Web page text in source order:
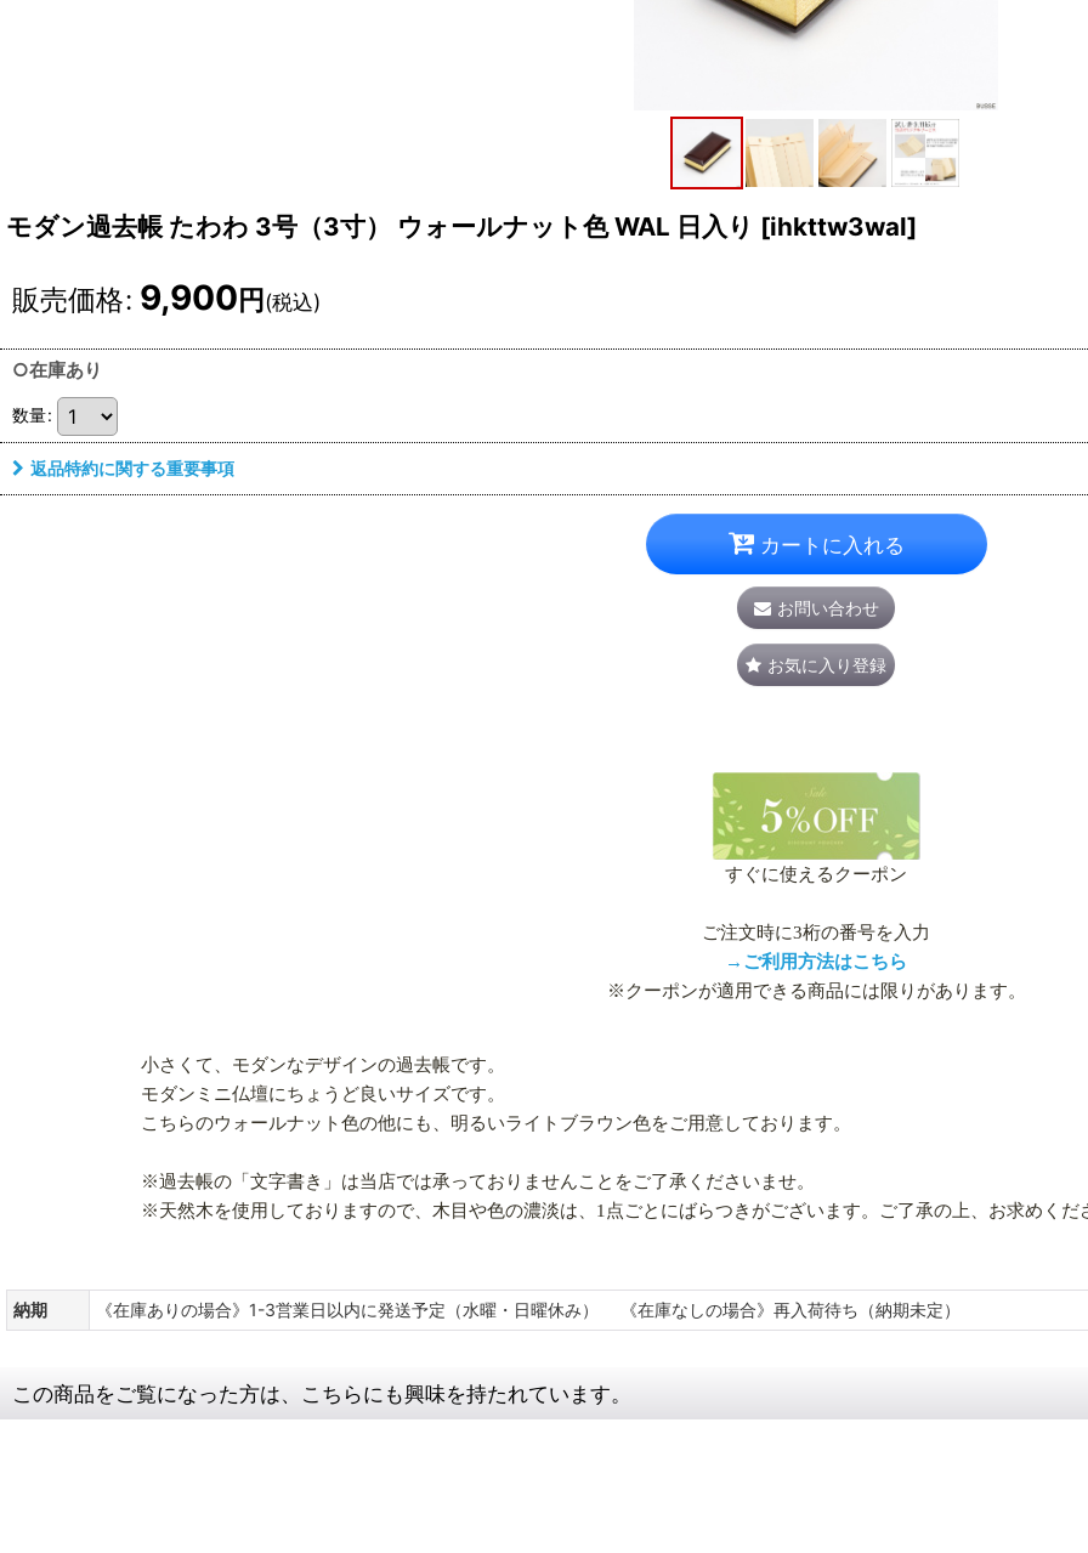
モダン過去帳 たわわ 3号（3寸） ウォールナット色 WAL 日入り [ihkttw3wal]
販売価格: 9,900円(税込)
○在庫あり
数量:
返品特約に関する重要事項
カートに入れる
お問い合わせ
お気に入り登録
すぐに使えるクーポン
ご注文時に3桁の番号を入力
→ご利用方法はこちら
※クーポンが適用できる商品には限りがあります。
小さくて、モダンなデザインの過去帳です。
モダンミニ仏壇にちょうど良いサイズです。
こちらのウォールナット色の他にも、明るいライトブラウン色をご用意しております。
※過去帳の「文字書き」は当店では承っておりませんことをご了承くださいませ。
※天然木を使用しておりますので、木目や色の濃淡は、1点ごとにばらつきがございます。ご了承の上、お求めくだ
納期 《在庫ありの場合》1-3営業日以内に発送予定（水曜・日曜休み） 《在庫なしの場合》再入荷待ち（納期未定）
この商品をご覧になった方は、こちらにも興味を持たれています。